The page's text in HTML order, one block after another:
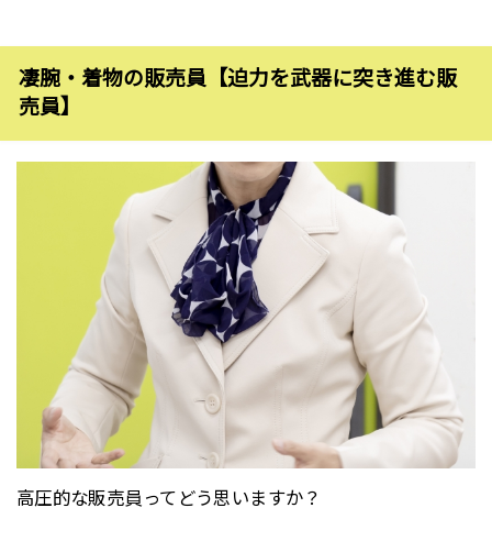
凄腕・着物の販売員【迫力を武器に突き進む販
売員】
高圧的な販売員ってどう思いますか？